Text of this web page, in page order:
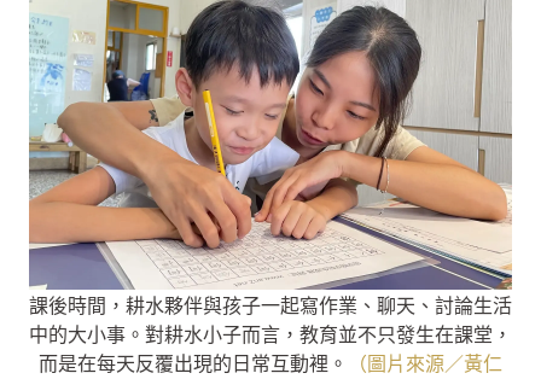
課後時間，耕水夥伴與孩子一起寫作業、聊天、討論生活
中的大小事。對耕水小子而言，教育並不只發生在課堂，
而是在每天反覆出現的日常互動裡。
（圖片來源／黃仁